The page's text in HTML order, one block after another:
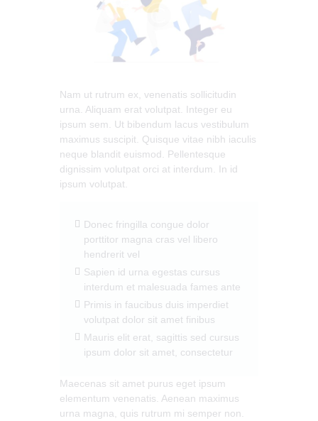
Nam ut rutrum ex, venenatis sollicitudin
urna. Aliquam erat volutpat. Integer eu
ipsum sem. Ut bibendum lacus vestibulum
maximus suscipit. Quisque vitae nibh iaculis
neque blandit euismod. Pellentesque
dignissim volutpat orci at interdum. In id
ipsum volutpat.
Donec fringilla congue dolor
porttitor magna cras vel libero
hendrerit vel
Sapien id urna egestas cursus
interdum et malesuada fames ante
Primis in faucibus duis imperdiet
volutpat dolor sit amet finibus
Mauris elit erat, sagittis sed cursus
ipsum dolor sit amet, consectetur
Maecenas sit amet purus eget ipsum
elementum venenatis. Aenean maximus
urna magna, quis rutrum mi semper non.